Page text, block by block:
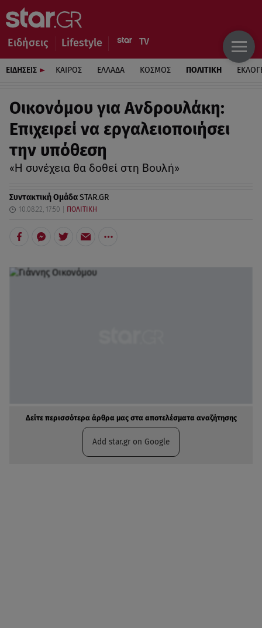
Ειδήσεις Lifestyle
ΕΙΔΗΣΕΙΣ ΚΑΙΡΟΣ ΕΛΛΑΔΑ ΚΟΣΜΟΣ ΠΟΛΙΤΙΚΗ
Οικονόμου για Ανδρουλάκη:
Επιχειρεί να εργαλειοποιήσει
την υπόθεση
«Η συνέχεια θα δοθεί στη Βουλή»
Συντακτική ΟμάδαSTAR.GR
10.08.22, 17:50 ΠΟΛΙΤΙΚΗ
Δείτε περισσότερα άρθρα μας στα αποτελέσματα αναζήτησης
Add star.gr on Google